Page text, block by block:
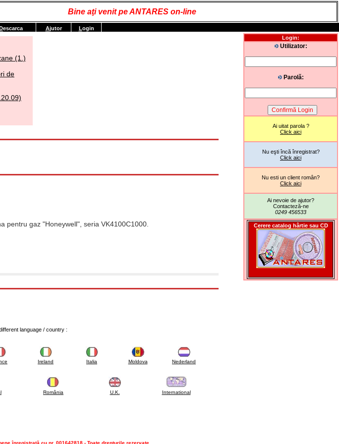
Bine aţi venit pe ANTARES on-line
(1.)
de
pentru gaz "Honeywell", seria VK4100C1000.
language / country :
Ireland Italia Moldova Nederland
România U.K. International
Login:
Utilizator:
Parolă:
Ai uitat parola ?
Click aici
Nu eşti încă înregistrat?
Click aici
Nu esti un client român?
Click aici
Ai nevoie de ajutor?
Contacteză-ne
0249 456533
Cerere catalog hârtie sau CD
înregistrată cu nr. 001642818 - Toate drepturile rezervate
escarca Ajutor Login